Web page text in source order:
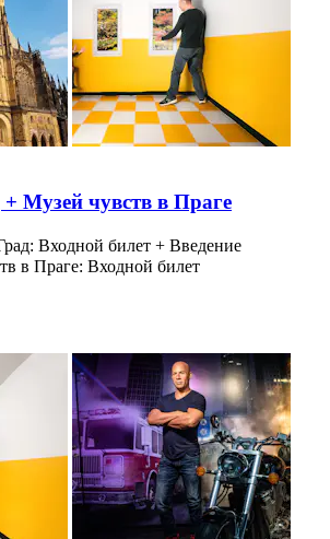
Музей чувств в Праге
Входной билет + Введение
в Праге: Входной билет